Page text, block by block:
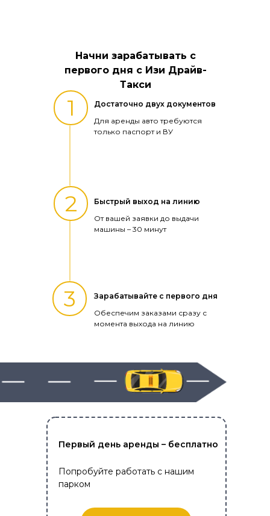
Начни зарабатывать с
первого дня с Изи Драйв-
Такси
Для аренды авто требуются
только паспорт и ВУ
От вашей заявки до выдачи
машины – 30 минут
Обеспечим заказами сразу с
момента выхода на линию
Достаточно двух документов
Быстрый выход на линию
Зарабатывайте с первого дня
Попробуйте работать с нашим
парком
Первый день аренды – бесплатно
1
2
3